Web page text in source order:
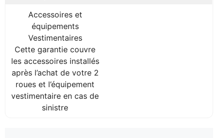
Accessoires et
équipements
Vestimentaires
Cette garantie couvre
les accessoires installés
après l’achat de votre 2
roues et l’équipement
vestimentaire en cas de
sinistre